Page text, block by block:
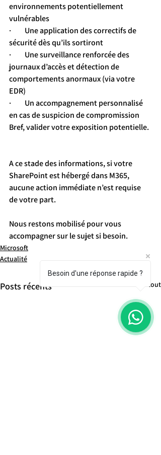
environnements potentiellement
vulnérables
·         Une application des correctifs de
sécurité dès qu’ils sortiront
·         Une surveillance renforcée des
journaux d’accès et détection de
comportements anormaux (via votre
EDR)
·         Un accompagnement personnalisé
en cas de suspicion de compromission
Bref, valider votre exposition potentielle.
A ce stade des informations, si votre
SharePoint est hébergé dans M365,
aucune action immédiate n’est requise
de votre part.
Nous restons mobilisé pour vous
accompagner sur le sujet si besoin.
Microsoft
Actualité
Posts récents Voir tout
Besoin d'une réponse rapide ?